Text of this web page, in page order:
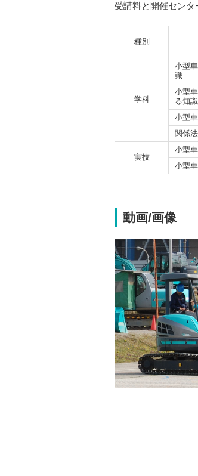
受講料と開催センタ
種別
学科
小型
識
小型
る知識
小型
関係
実技
小型
小型
動画/画像